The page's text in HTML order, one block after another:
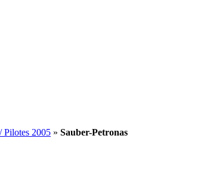
Pilotes 2005 » Sauber-Petronas